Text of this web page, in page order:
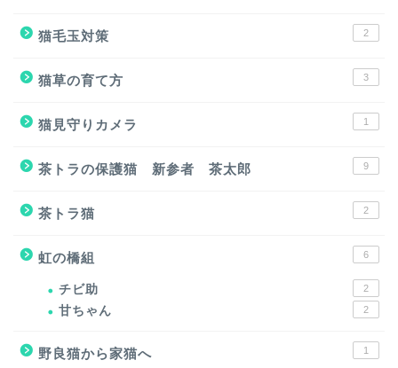
猫毛玉対策 2
猫草の育て方 3
猫見守りカメラ 1
茶トラの保護猫 新参者 茶太郎 9
茶トラ猫 2
虹の橋組 6
チビ助 2
甘ちゃん 2
野良猫から家猫へ 1